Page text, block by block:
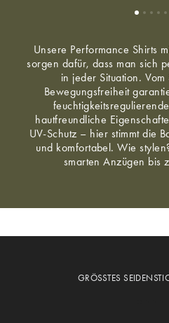
Unsere Performance Shirts
sorgen dafür, dass man sich
in jeder Situation.
Bewegungsfreiheit
hautfreundliche
UV-Schutz – hier stimmt die
und komfortabel. Wie
smarten Anzügen bis
GRÖSSTES